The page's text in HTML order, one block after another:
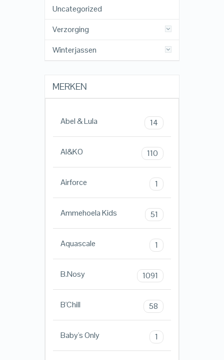
Uncategorized
Verzorging
Winterjassen
MERKEN
Abel & Lula 14
AI&KO 110
Airforce 1
Ammehoela Kids 51
Aquascale 1
B.Nosy 1091
B'Chill 58
Baby's Only 1